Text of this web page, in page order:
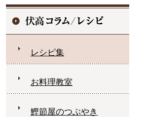
レシピ集
お料理教室
鰹節屋のつぶやき